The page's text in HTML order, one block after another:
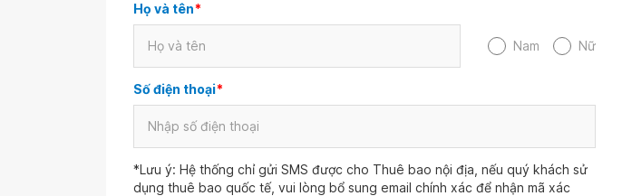
Họ và tên*
Nam Nữ
Số điện thoại*
*Lưu ý: Hệ thống chỉ gửi SMS được cho Thuê bao nội địa, nếu quý khách sử
dụng thuê bao quốc tế, vui lòng bổ sung email chính xác để nhận mã xác